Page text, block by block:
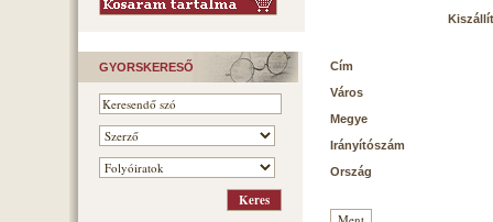
GYORSKERESŐ
Cím
Város
Megye
Irányítószám
Ország